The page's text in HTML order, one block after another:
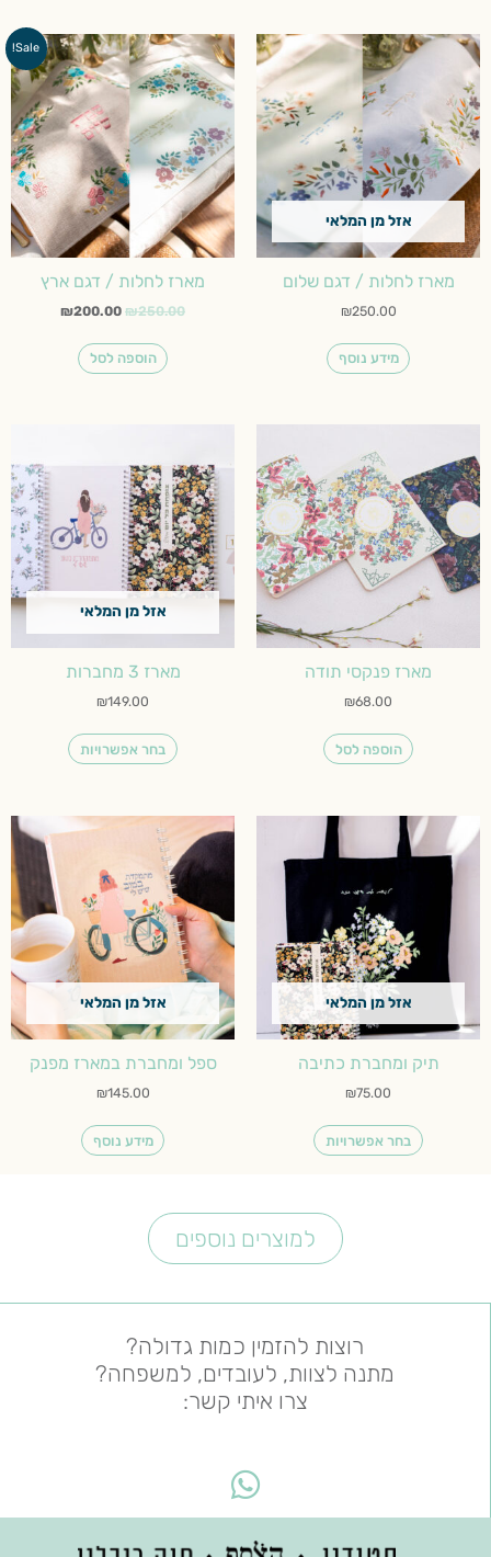
אזל מן המלאי
מארז לחלות / דגם שלום
₪250.00
מידע נוסף
Sale!
מארז לחלות / דגם ארץ
₪250.00
המחיר
המקורי
היה:
₪250.00.
₪200.00
המחיר
הנוכחי
הוא:
₪200.00.
הוספה לסל
מארז פנקסי תודה
₪68.00
הוספה לסל
אזל מן המלאי
מארז 3 מחברות
₪149.00
בחר אפשרויות
מספר
סוגים.
ניתן
לבחור
בעמוד
המוצר
אזל מן המלאי
תיק ומחברת כתיבה
₪75.00
בחר אפשרויות
מספר
סוגים.
ניתן
לבחור
את
האפשרויות
בעמוד
המוצר
אזל מן המלאי
ספל ומחברת במארז מפנק
₪145.00
מידע נוסף
למוצרים נוספים
רוצות להזמין כמות גדולה?
מתנה לצוות, לעובדים, למשפחה?
צרו איתי קשר:
W
h